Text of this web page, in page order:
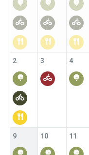
2 3 4
9 10 11